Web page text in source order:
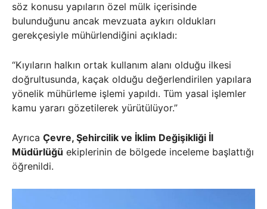
söz konusu yapıların özel mülk içerisinde
bulunduğunu ancak mevzuata aykırı oldukları
gerekçesiyle mühürlendiğini açıkladı:
“Kıyıların halkın ortak kullanım alanı olduğu ilkesi
doğrultusunda, kaçak olduğu değerlendirilen yapılara
yönelik mühürleme işlemi yapıldı. Tüm yasal işlemler
kamu yararı gözetilerek yürütülüyor.”
Ayrıca Çevre, Şehircilik ve İklim Değişikliği İl
Müdürlüğü ekiplerinin de bölgede inceleme başlattığı
öğrenildi.